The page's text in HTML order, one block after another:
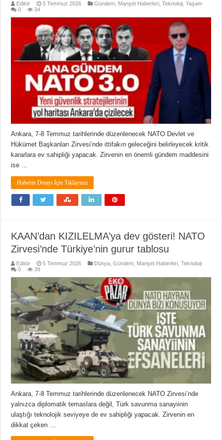
Editör 5 Temmuz 2026 Gündem Manşet Haberleri ,Teknoloji ,Yaşam
0
34
Ankara, 7-8 Temmuz tarihlerinde düzenlenecek NATO Devlet ve
Hükümet Başkanları Zirvesi’nde ittifakın geleceğini belirleyecek kritik
kararlara ev sahipliği yapacak. Zirvenin en önemli gündem maddesini
ise …
Haberin Detayı İçin Tıklayınız
KAAN’dan KIZILELMA’ya dev gösteri! NATO
Zirvesi’nde Türkiye’nin gurur tablosu
Editör 5 Temmuz 2026 Dünya ,Gündem Manşet Haberleri ,Teknoloji
0
39
Ankara, 7-8 Temmuz tarihlerinde düzenlenecek NATO Zirvesi’nde
yalnızca diplomatik temaslara değil, Türk savunma sanayiinin
ulaştığı teknolojik seviyeye de ev sahipliği yapacak. Zirvenin en
dikkat çeken …